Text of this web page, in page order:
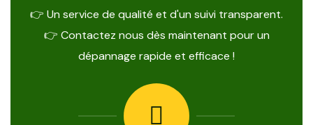
👉 Un service de qualité et d'un suivi transparent.
👉 Contactez nous dès maintenant pour un
dépannage rapide et efficace !